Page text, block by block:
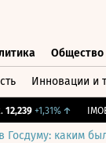
Общество
Инновации и
+1,31%↑ IMOEX
Госдуму: каким